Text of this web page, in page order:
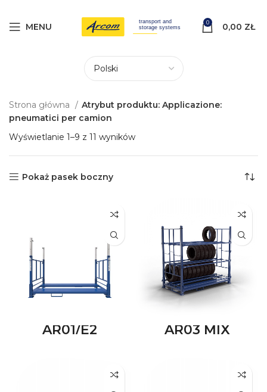
MENU 0 0,00 ZŁ
Strona główna
Atrybut produktu: Applicazione:
pneumatici per camion
Wyświetlanie 1–9 z 11 wyników
Pokaż pasek boczny
AR01/E2 AR03 MIX